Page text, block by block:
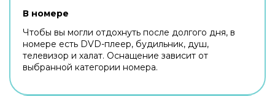
В номере
Чтобы вы могли отдохнуть после долгого дня, в
номере есть DVD-плеер, будильник, душ,
телевизор и халат. Оснащение зависит от
выбранной категории номера.